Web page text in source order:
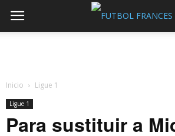
Inicio Ligue 1
Ligue 1
Para sustituir a